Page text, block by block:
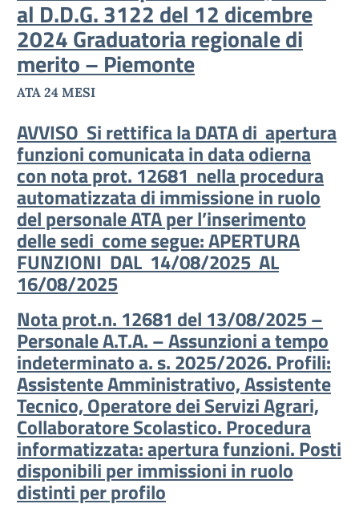
al D.D.G. 3122 del 12 dicembre
2024 Graduatoria regionale di
merito – Piemonte
ATA 24 MESI
AVVISO Si rettifica la DATA di apertura
funzioni comunicata in data odierna
con nota prot. 12681 nella procedura
automatizzata di immissione in ruolo
del personale ATA per l’inserimento
delle sedi come segue: APERTURA
FUNZIONI DAL 14/08/2025 AL
16/08/2025
Nota prot.n. 12681 del 13/08/2025 –
Personale A.T.A. – Assunzioni a tempo
indeterminato a. s. 2025/2026. Profili:
Assistente Amministrativo, Assistente
Tecnico, Operatore dei Servizi Agrari,
Collaboratore Scolastico. Procedura
informatizzata: apertura funzioni. Posti
disponibili per immissioni in ruolo
distinti per profilo